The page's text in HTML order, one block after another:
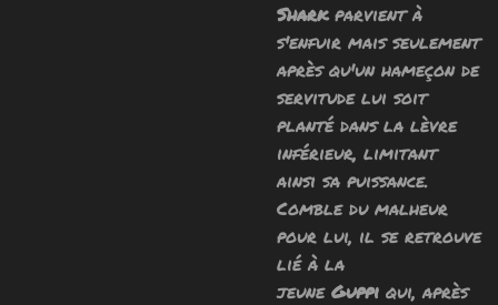
Sharkparvient à
s'enfuir mais seulement
après qu'un hameçon de
servitudelui soit
planté dans la lèvre
inférieur, limitant
ainsi sa puissance.
Comble du malheur
pour lui, il se retrouve
lié à la
jeune Guppi qui, après